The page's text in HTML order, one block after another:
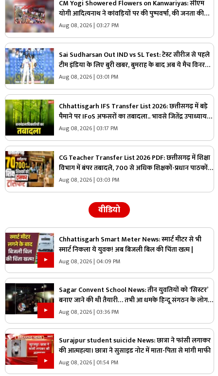
CM Yogi Showered Flowers on Kanwariyas: सीएम
योगी आदित्यनाथ ने कांवड़ियों पर की पुष्पवर्षा, की जनता की
सुख-शांति और समृद्धि की कामना
Aug 08, 2026 | 03:27 PM
Sai Sudharsan Out IND vs SL Test: टेस्ट सीरीज से पहले
टीम इंडिया के लिए बुरी खबर, बुमराह के बाद अब ये मैच विनर
खिलाड़ी हुआ बाहर
Aug 08, 2026 | 03:01 PM
Chhattisgarh IFS Transfer List 2026: छत्तीसगढ़ में बड़े
पैमाने पर IFoS अफसरों का तबादला.. भावसे जितेंद्र उपाध्याय
को कटघोरा वनमंडल का जिम्मा, देखें पूरी लिस्ट
Aug 08, 2026 | 03:17 PM
CG Teacher Transfer List 2026 PDF: छत्तीसगढ़ में शिक्षा
विभाग में बंपर तबादले, 700 से अधिक शिक्षकों-प्रधान पाठकों
का ट्रांसफर लिस्ट जारी, देखिए पूरी सूची
Aug 08, 2026 | 03:03 PM
वीडियो
Chhattisgarh Smart Meter News: स्मार्ट मीटर से भी
स्मार्ट निकला ये युवक! अब बिजली बिल की चिंता खत्म |
Aug 08, 2026 | 04:09 PM
Sagar Convent School News: तीन युवतियों को ‘सिस्टर’
बनाए जाने की थी तैयारी… तभी आ धमके हिन्दू संगठन के लोग
और पुलिस, स्कूल में मचा बवाल
Aug 08, 2026 | 03:36 PM
Surajpur student suicide News: छात्रा ने फांसी लगाकर
की आत्महत्या। छात्रा ने सुसाइड नोट में माता-पिता से मांगी माफी
Aug 08, 2026 | 01:54 PM